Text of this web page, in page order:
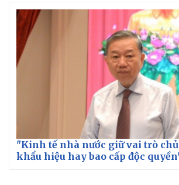
"Kinh tế nhà nước giữ vai trò
khẩu hiệu hay bao cấp độc